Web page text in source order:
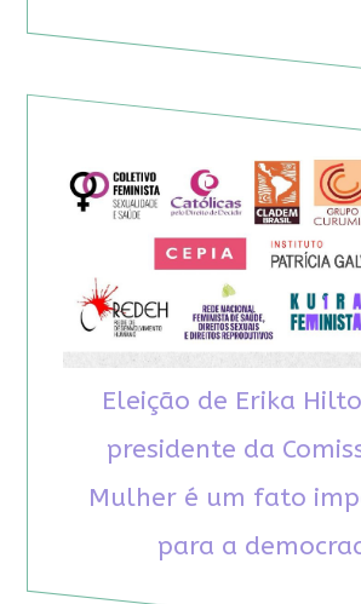
Eleição de Erika
presidente da
Mulher é um fato
para a